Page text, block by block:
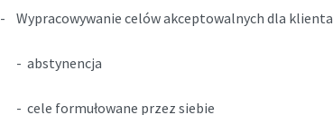
- Wypracowywanie celów akceptowalnych dla klienta
- abstynencja
- cele formułowane przez siebie